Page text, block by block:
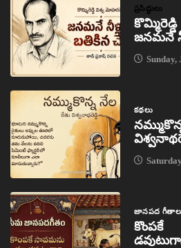
ప్రసిద్ధులు
జనమనే
Sunday,
కథలు
జానపద